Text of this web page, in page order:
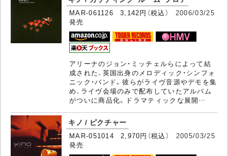
MAR-061126 3,142円（税込） 2006/03/25
発売
アリーナのジョン・ミッチェルらによって結
成された、英国出身のメロディック・シンフォ
ニック・バンド。彼らがライヴ音源やデモを集
め、ライヴ会場のみで配布していたアルバム
がついに商品化。ドラマティックな展開…
キノ / ピクチャー
MAR-051014 2,970円（税込） 2005/03/25
発売